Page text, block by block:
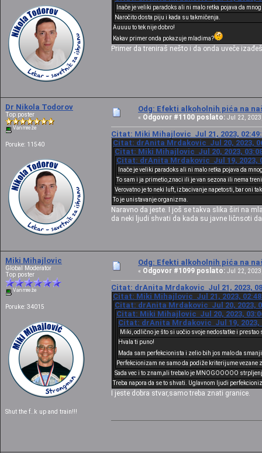
Inače je veliki paradoks ali ni malo retka pojava da
Naročito dosta piju i kada su takmičenja.
Auuuu to tek nije dobro!
Kakav primer onda pokazuje mladima?
Primer da treniraš nešto i da onda uveče
Dr Nikola Todorov
Top poster
Van mreže
Poruke: 11540
Odg: Efekti alkoholnih pića na
« Odgovor #1100 poslato: Jul 22,
Citat: Miki Mihajlovic Jul 21, 2023,
Citat: drAnita Mrdakovic Jul 20, 2023,
Citat: Miki Mihajlovic Jul 20, 2023,
Citat: drAnita Mrdakovic Jul 19, 2023,
Inače je veliki paradoks ali ni malo retka pojava da
To sam i ja primetio,znaci ili je van sezona ili nema
Verovatno je to neki luft, izbacivanje napetosti, bar oni
To je unistavanje organizma.
Naravno da jeste. I još se takva slika širi na
da neki ljudi shvati da kada su javne ličnsoti
Miki Mihajlovic
Global Moderator
Top poster
Van mreže
Poruke: 34015
Shut the f..k up and train!!!
Odg: Efekti alkoholnih pića na
« Odgovor #1099 poslato: Jul 22,
Citat: drAnita Mrdakovic Jul 21, 2023,
Citat: Miki Mihajlovic Jul 21, 2023,
Citat: drAnita Mrdakovic Jul 20, 2023,
Citat: Miki Mihajlovic Jul 20, 2023,
Citat: drAnita Mrdakovic Jul 19, 2023,
Miki, odlično je što si uočio svoje nedostatke i
Hvala ti puno!
Mada sam perfekcionista i zelio bih jos malo da
Perfekcionizam ne samo da podiže kriterijume vezane
Sada vec i to znam,ali trebalo je MNOGOOOOO
Treba napora da se to shvati. Uglavnom ljudi
I jeste dobra stvar,samo treba znati granice.